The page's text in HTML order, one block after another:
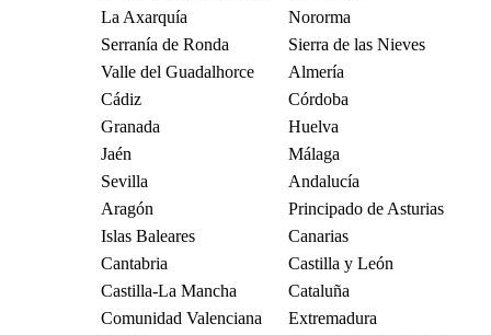
La Axarquía
Nororma
Serranía de Ronda
Sierra de las Nieves
Valle del Guadalhorce
Almería
Cádiz
Córdoba
Granada
Huelva
Jaén
Málaga
Sevilla
Andalucía
Aragón
Principado de Asturias
Islas Baleares
Canarias
Cantabria
Castilla y León
Castilla-La Mancha
Cataluña
Comunidad Valenciana
Extremadura